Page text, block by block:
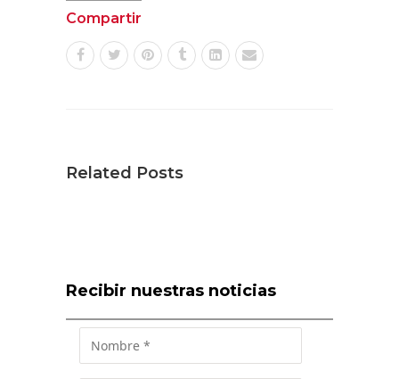
Compartir
Related Posts
Recibir nuestras noticias